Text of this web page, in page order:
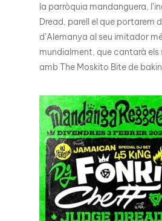
la parròquia mandanguera,
Dread, parell el que portarem
d’Alemanya al seu imitador
mundialment, que cantarà els
amb The Moskito Bite de